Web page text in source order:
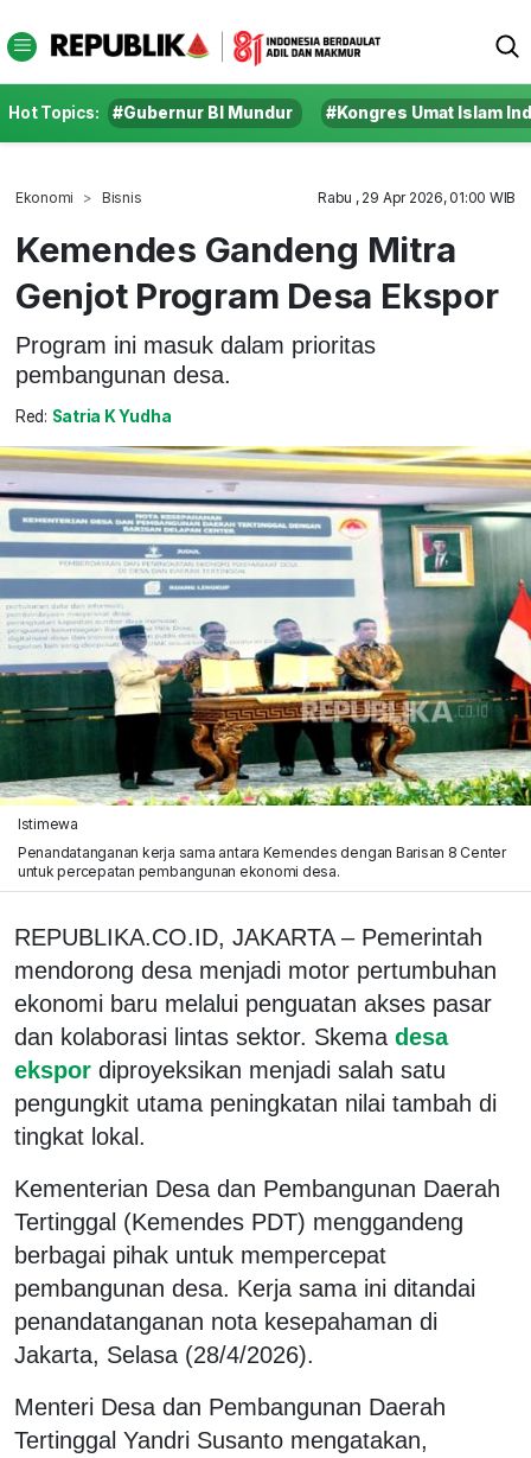
Hot Topics: #Gubernur BI Mundur #Kongres Umat Islam
Ekonomi Bisnis Rabu , 29 Apr 2026, 01:00 WIB
Kemendes Gandeng Mitra
Genjot Program Desa Ekspor
Program ini masuk dalam prioritas
pembangunan desa.
Red: Satria K Yudha
Istimewa
Penandatanganan kerja sama antara Kemendes dengan Barisan 8 Center
untuk percepatan pembangunan ekonomi desa.
REPUBLIKA.CO.ID, JAKARTA – Pemerintah
mendorong desa menjadi motor pertumbuhan
ekonomi baru melalui penguatan akses pasar
dan kolaborasi lintas sektor. Skema desa
ekspor diproyeksikan menjadi salah satu
pengungkit utama peningkatan nilai tambah di
tingkat lokal.
Kementerian Desa dan Pembangunan Daerah
Tertinggal (Kemendes PDT) menggandeng
berbagai pihak untuk mempercepat
pembangunan desa. Kerja sama ini ditandai
penandatanganan nota kesepahaman di
Jakarta, Selasa (28/4/2026).
Menteri Desa dan Pembangunan Daerah
Tertinggal Yandri Susanto mengatakan,